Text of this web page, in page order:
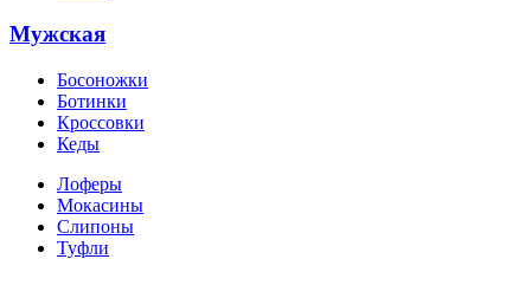
Мужская
Босоножки
Ботинки
Кроссовки
Кеды
Лоферы
Мокасины
Слипоны
Туфли